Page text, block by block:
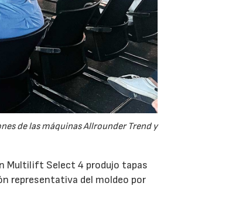
de las máquinas Allrounder Trend y
Multilift Select 4 produjo tapas
representativa del moldeo por